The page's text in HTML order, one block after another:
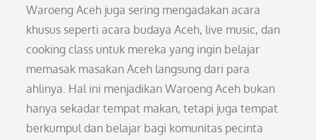
Waroeng Aceh juga sering mengadakan acara
khusus seperti acara budaya Aceh, live music, dan
cooking class untuk mereka yang ingin belajar
memasak masakan Aceh langsung dari para
ahlinya. Hal ini menjadikan Waroeng Aceh bukan
hanya sekadar tempat makan, tetapi juga tempat
berkumpul dan belajar bagi komunitas pecinta